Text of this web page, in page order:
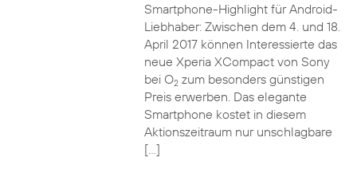
Smartphone-Highlight für Android-
Liebhaber: Zwischen dem 4. und 18.
April 2017 können Interessierte das
neue Xperia XCompact von Sony
bei O2zum besonders günstigen
Preis erwerben. Das elegante
Smartphone kostet in diesem
Aktionszeitraum nur unschlagbare
[…]